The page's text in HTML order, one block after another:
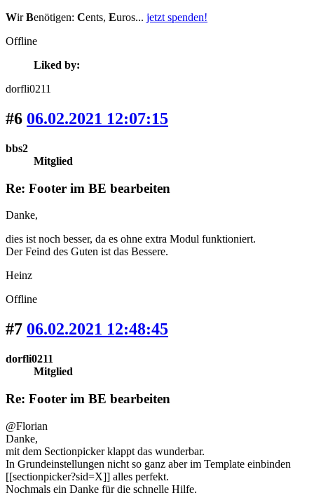
WirBenötigen: Cents, Euros... jetzt spenden!
Offline
Liked by:
dorfli0211
#6 06.02.2021 12:07:15
bbs2
Mitglied
Re: Footer im BE bearbeiten
Danke,
dies ist noch besser, da es ohne extra Modul funktioniert.
Der Feind des Guten ist das Bessere.
Heinz
Offline
#7 06.02.2021 12:48:45
dorfli0211
Mitglied
Re: Footer im BE bearbeiten
@Florian
Danke,
mit dem Sectionpicker klappt das wunderbar.
In Grundeinstellungen nicht so ganz aber im Template einbinden
[[sectionpicker?sid=X]] alles perfekt.
Nochmals ein Danke für die schnelle Hilfe.